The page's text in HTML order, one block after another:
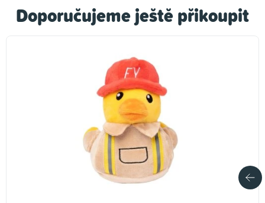
Doporučujeme ještě přikoupit